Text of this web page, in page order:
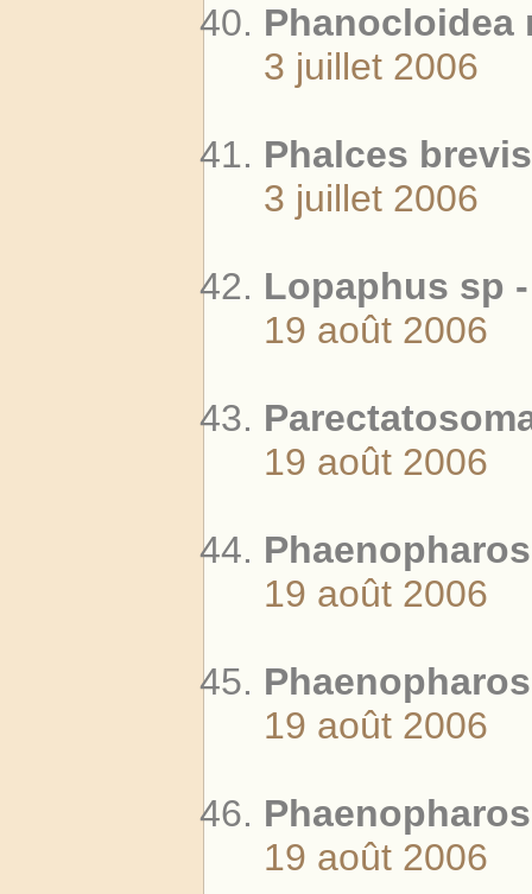
Phanocloidea
3 juillet 2006
Phalces brevis
3 juillet 2006
Lopaphus sp -
19 août 2006
19 août 2006
19 août 2006
19 août 2006
19 août 2006